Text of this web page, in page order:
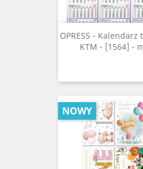
OPRESS -
KTM - [1564] -
NOWY